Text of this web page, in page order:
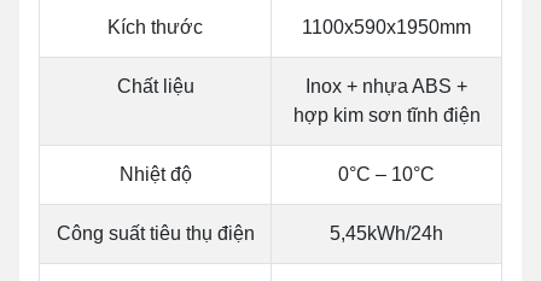
Kích thước 1100x590x1950mm
Chất liệu
Inox + nhựa ABS +
hợp kim sơn tĩnh điện
Nhiệt độ 0°C – 10°C
Công suất tiêu thụ điện 5,45kWh/24h